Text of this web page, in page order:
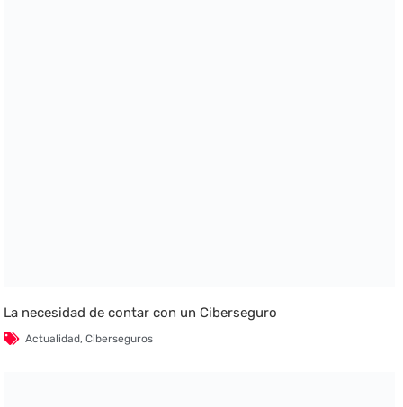
La necesidad de contar con un Ciberseguro
Actualidad,Ciberseguros